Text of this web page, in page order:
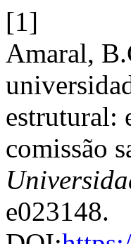
[1]
Amaral,
estrutural:
comissão
e023148.